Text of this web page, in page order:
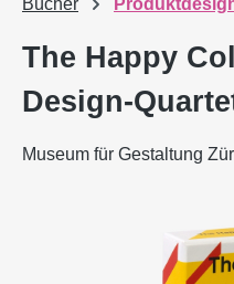
Bücher
The Happy
Design-
Museum für Gestaltung
Bildergalerie überspringen